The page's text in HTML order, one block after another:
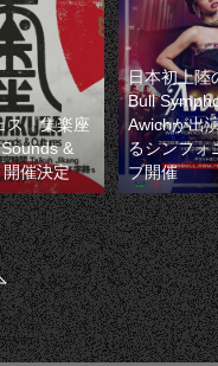
ス『集楽座
&
催決定
日本初上陸
Bull
Awichが出
るシンフォ
ブ開催